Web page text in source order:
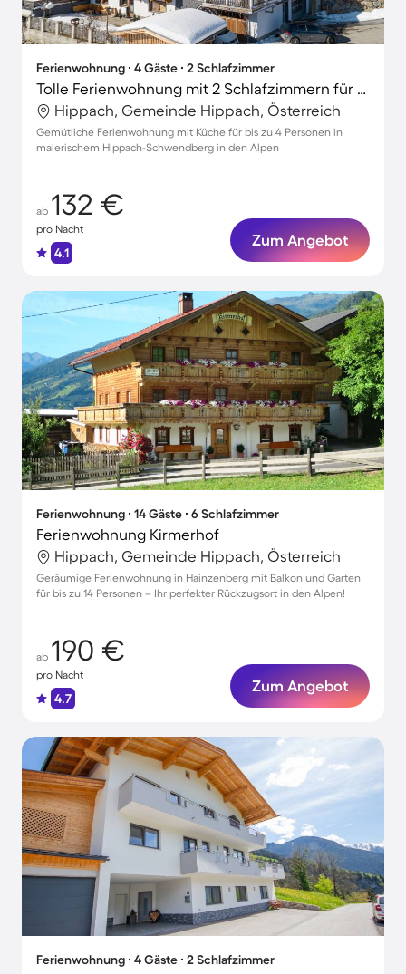
Ferienwohnung ∙ 4 Gäste ∙ 2 Schlafzimmer
Tolle Ferienwohnung mit 2 Schlafzimmern für 4 Personen
Hippach, Gemeinde Hippach, Österreich
Gemütliche Ferienwohnung mit Küche für bis zu 4 Personen in
malerischem Hippach-Schwendberg in den Alpen
ab 132 €
pro Nacht
4.1
Zum Angebot
Ferienwohnung ∙ 14 Gäste ∙ 6 Schlafzimmer
Ferienwohnung Kirmerhof
Hippach, Gemeinde Hippach, Österreich
Geräumige Ferienwohnung in Hainzenberg mit Balkon und Garten
für bis zu 14 Personen – Ihr perfekter Rückzugsort in den Alpen!
ab 190 €
pro Nacht
4.7
Zum Angebot
Ferienwohnung ∙ 4 Gäste ∙ 2 Schlafzimmer